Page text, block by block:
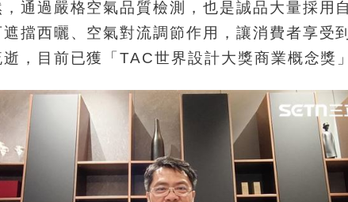
通過嚴格空氣品質檢測，也是誠品大量採用
擋西曬、空氣對流調節作用，讓消費者享受
，目前已獲「TAC世界設計大獎商業概念獎